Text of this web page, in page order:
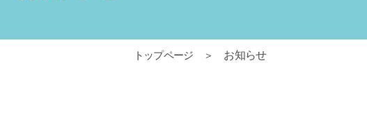
トップページ ＞ お知らせ